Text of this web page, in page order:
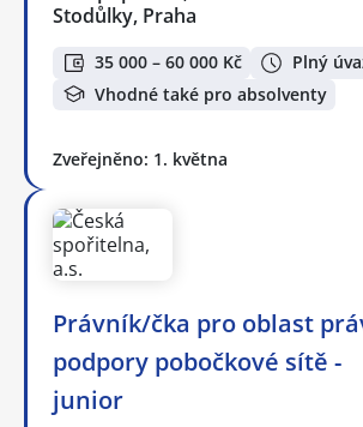
Stodůlky, Praha
35 000 – 60 000 Kč
Plný
Vhodné také pro absolventy
Zveřejněno: 1. května
Právník/čka pro oblast
podpory pobočkové sítě -
junior